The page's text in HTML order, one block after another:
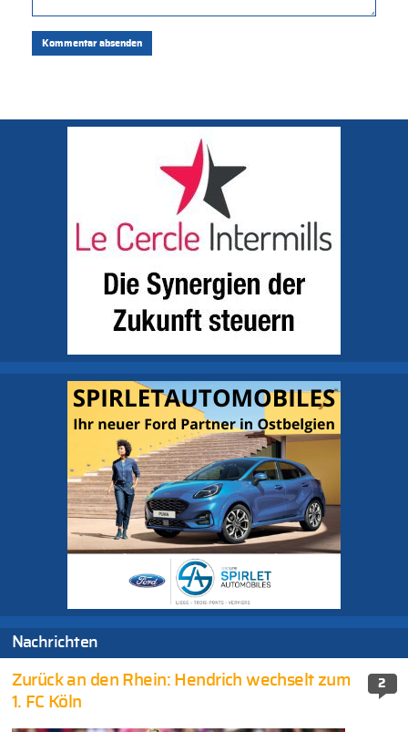
Nachrichten
2
Zurück an den Rhein: Hendrich wechselt zum
1. FC Köln